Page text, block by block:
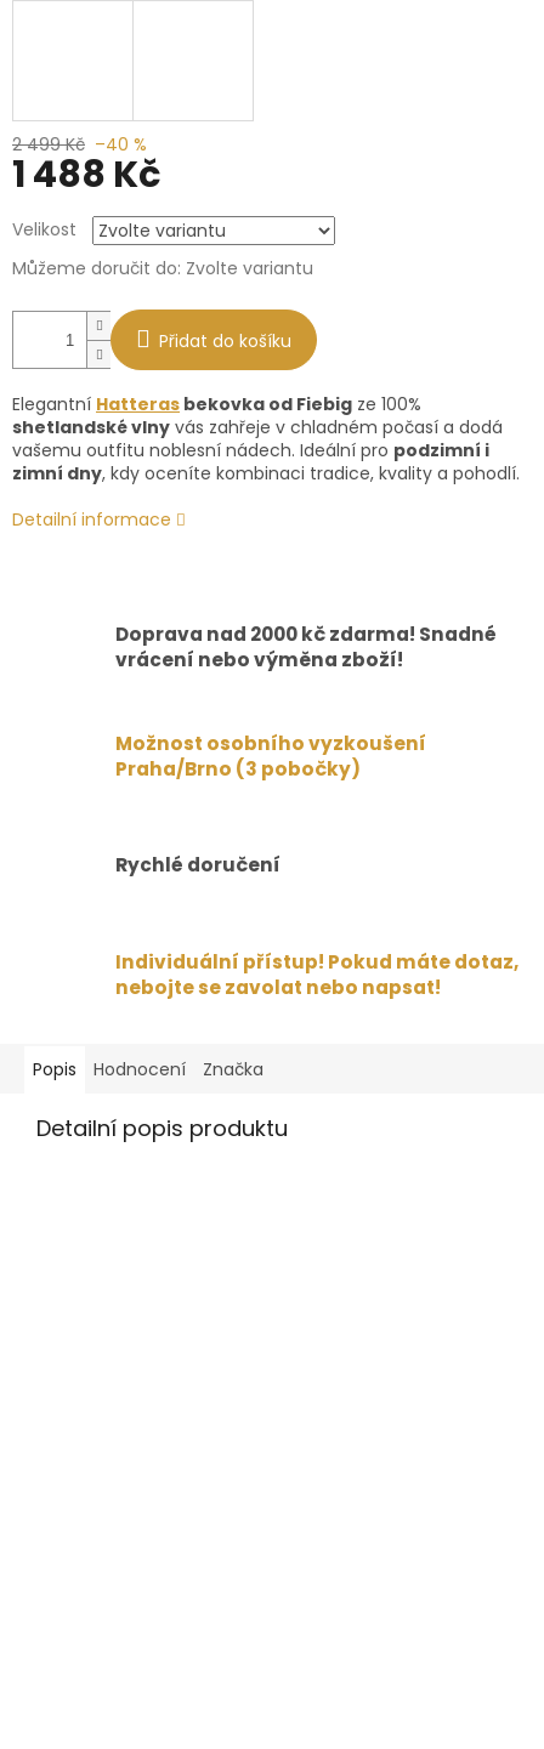
2 499 Kč –40 %
1 488 Kč
cena:
Velikost
Můžeme doručit do: Zvolte variantu
Přidat do košíku
Elegantní Hatteras bekovka od Fiebig ze 100%
shetlandské vlny vás zahřeje v chladném počasí a dodá
vašemu outfitu noblesní nádech. Ideální pro podzimní i
zimní dny, kdy oceníte kombinaci tradice, kvality a pohodlí.
Detailní informace
Doprava nad 2000 kč zdarma! Snadné
vrácení nebo výměna zboží!
Možnost osobního vyzkoušení
Praha/Brno (3 pobočky)
Rychlé doručení
Individuální přístup! Pokud máte dotaz,
nebojte se zavolat nebo napsat!
Popis Hodnocení Značka
Detailní popis produktu